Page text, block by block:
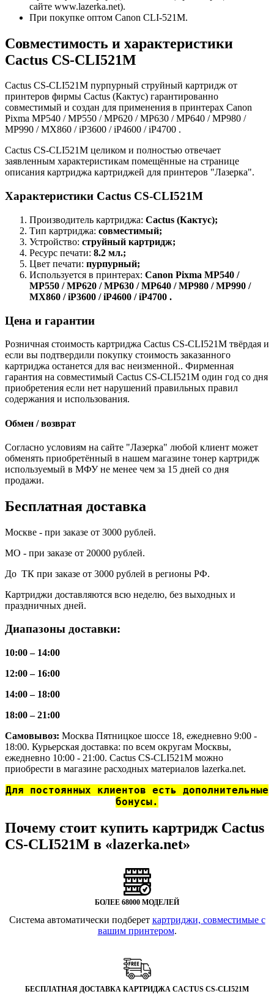
сайте www.lazerka.net).
При покупке оптом Canon CLI-521M.
Совместимость и характеристики
Cactus CS-CLI521M
Cactus CS-CLI521M пурпурный струйный картридж от
принтеров фирмы Cactus (Кактус) гарантированно
совместимый и создан для применения в принтерах Canon
Pixma MP540 / MP550 / MP620 / MP630 / MP640 / MP980 /
MP990 / MX860 / iP3600 / iP4600 / iP4700 .
Cactus CS-CLI521M целиком и полностью отвечает
заявленным характеристикам помещённые на странице
описания картриджа картриджей для принтеров "Лазерка".
Характеристики Cactus CS-CLI521M
Производитель картриджа: Cactus (Кактус);
Тип картриджа: совместимый;
Устройство: струйный картридж;
Ресурс печати: 8.2 мл.;
Цвет печати: пурпурный;
Используется в принтерах: Canon Pixma MP540 /
MP550 / MP620 / MP630 / MP640 / MP980 / MP990 /
MX860 / iP3600 / iP4600 / iP4700 .
Цена и гарантии
Розничная стоимость картриджа Cactus CS-CLI521M твёрдая и
если вы подтвердили покупку стоимость заказанного
картриджа останется для вас неизменной.. Фирменная
гарантия на совместимый Cactus CS-CLI521M один год со дня
приобретения если нет нарушений правильных правил
содержания и использования.
Обмен / возврат
Согласно условиям на сайте "Лазерка" любой клиент может
обменять приобретённый в нашем магазине тонер картридж
используемый в МФУ не менее чем за 15 дней со дня
продажи.
Бесплатная доставка
Москве - при заказе от 3000 рублей.
МО - при заказе от 20000 рублей.
До ТК при заказе от 3000 рублей в регионы РФ.
Картриджи доставляются всю неделю, без выходных и
праздничных дней.
Диапазоны доставки:
10:00 – 14:00
12:00 – 16:00
14:00 – 18:00
18:00 – 21:00
Самовывоз: Москва Пятницкое шоссе 18, ежедневно 9:00 -
18:00. Курьерская доставка: по всем округам Москвы,
ежедневно 10:00 - 21:00. Cactus CS-CLI521M можно
приобрести в магазине расходных материалов lazerka.net.
Для постоянных клиентов есть дополнительные
бонусы.
Почему стоит купить картридж Cactus
CS-CLI521M в «lazerka.net»
БОЛЕЕ 68000 МОДЕЛЕЙ
Система автоматически подберет картриджи, совместимые с
вашим принтером.
БЕСПЛАТНАЯ ДОСТАВКА КАРТРИДЖА CACTUS CS-CLI521M